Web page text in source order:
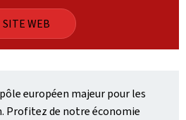
SITE WEB
européen majeur pour les
Profitez de notre économie